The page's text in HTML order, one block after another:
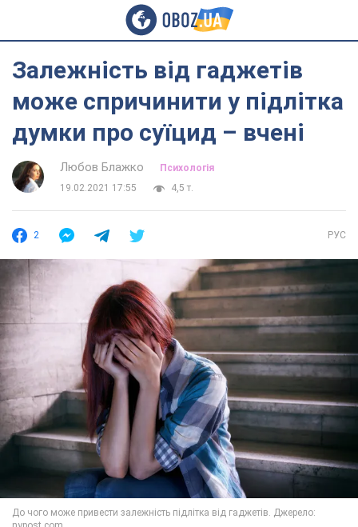
Залежність від гаджетів
може спричинити у підлітка
думки про суїцид – вчені
Любов Блажко
Психологія
19.02.2021 17:55
4,5 т.
2 РУС